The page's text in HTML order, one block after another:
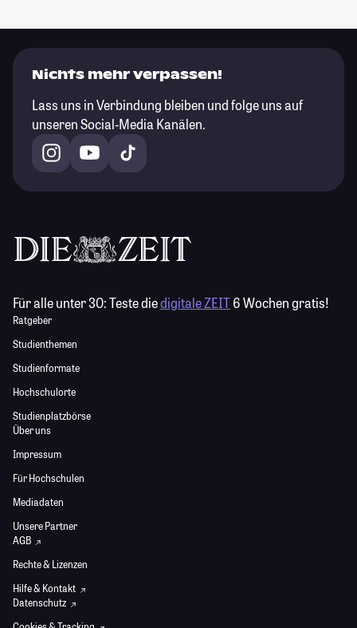
Nichts mehr verpassen!
Lass uns in Verbindung bleiben und folge uns auf
unseren Social-Media Kanälen.
Für alle unter 30:Teste diedigitale ZEIT6 Wochen gratis!
Ratgeber
Studienthemen
Studienformate
Hochschulorte
Studienplatzbörse
Über uns
Impressum
Für Hochschulen
Mediadaten
Unsere Partner
AGB
Rechte & Lizenzen
Hilfe & Kontakt
Datenschutz